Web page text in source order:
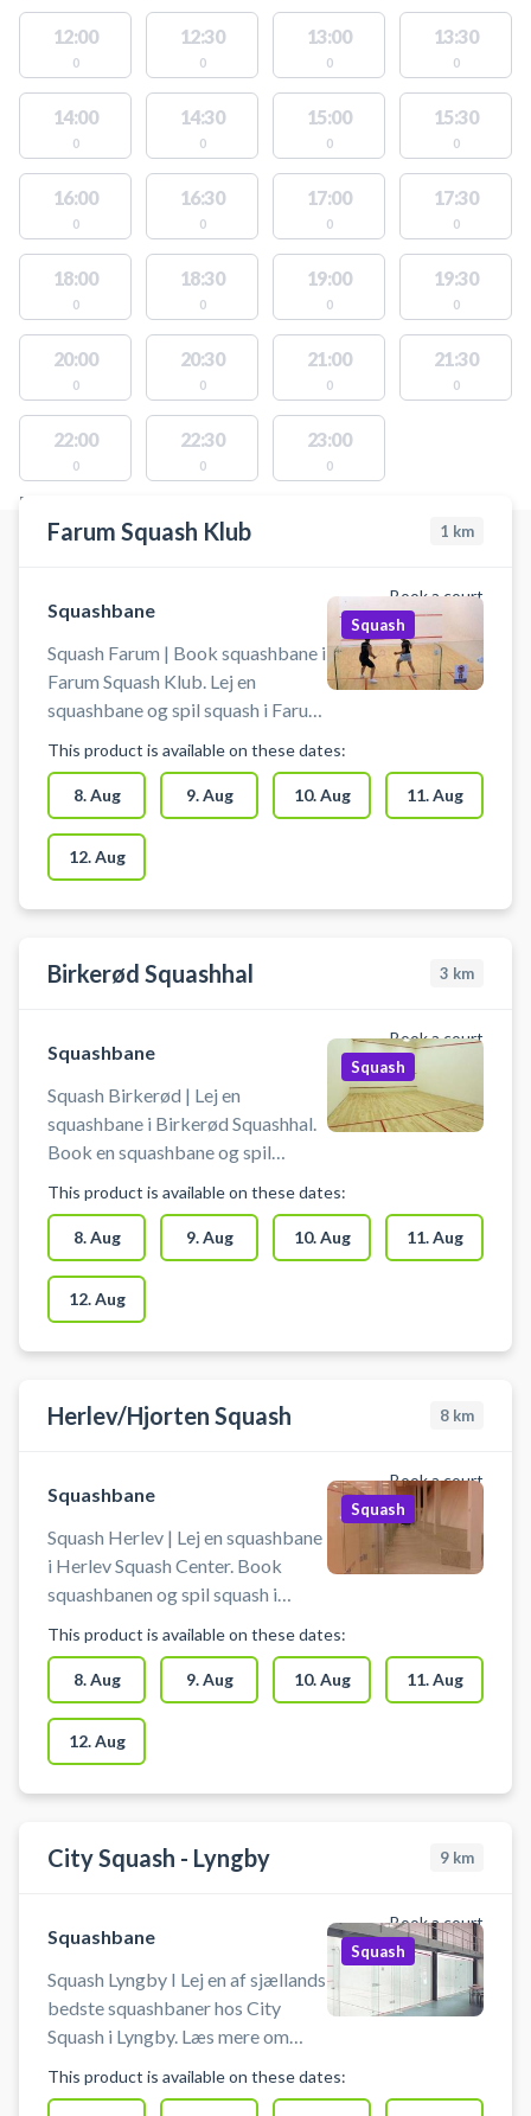
12:00
0
12:30
0
13:00
0
13:30
0
14:00
0
14:30
0
15:00
0
15:30
0
16:00
0
16:30
0
17:00
0
17:30
0
18:00
0
18:30
0
19:00
0
19:30
0
20:00
0
20:30
0
21:00
0
21:30
0
22:00
0
22:30
0
23:00
0
FACILITIES WITH AVAILABLE ACTIVITIES
Farum Squash Klub 1 km
Book a court
Squashbane
Squash Farum | Book squashbane i
Farum Squash Klub. Lej en
squashbane og spil squash i Farum
squashklub.
Squash
This product is available on these dates:
8. Aug 9. Aug 10. Aug 11. Aug
12. Aug
Birkerød Squashhal 3 km
Book a court
Squashbane
Squash Birkerød | Lej en
squashbane i Birkerød Squashhal.
Book en squashbane og spil
lejes uden yderligere udstyr, så
husk at medbringe bolde og
ketchere. Der er mulighed for
omklædning og bad.
Squash
This product is available on these dates:
8. Aug 9. Aug 10. Aug 11. Aug
12. Aug
Herlev/Hjorten Squash 8 km
Book a court
Squashbane
Squash Herlev | Lej en squashbane
i Herlev Squash Center. Book
squashbanen og spil squash i
Ballerup. Du skal selv medbringe
ketcher og bolde. Spil squash i
Herlev. Lyset tændes når tiden
starter. Det er ikke tilladt at spille
med sorte såler!
Squash
This product is available on these dates:
8. Aug 9. Aug 10. Aug 11. Aug
12. Aug
City Squash - Lyngby 9 km
Book a court
Squashbane
Squash Lyngby I Lej en af sjællands
bedste squashbaner hos City
Squash i Lyngby. Læs mere om
citysquashlyngby.dk
Squash
This product is available on these dates: